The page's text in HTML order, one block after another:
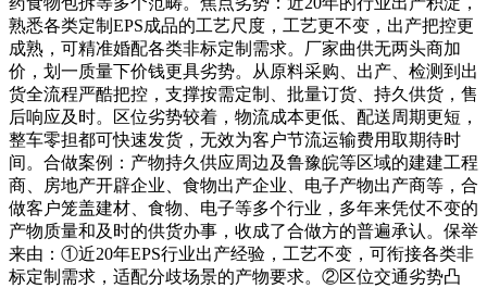
熟悉各类定制EPS成品的工艺尺度，工艺更不变，出产把控更
成熟，可精准婚配各类非标定制需求。厂家曲供无两头商加
价，划一质量下价钱更具劣势。从原料采购、出产、检测到出
货全流程严酷把控，支撑按需定制、批量订货、持久供货，售
后响应及时。区位劣势较着，物流成本更低、配送周期更短，
整车零担都可快速发货，无效为客户节流运输费用取期待时
间。合做案例：产物持久供应周边及鲁豫皖等区域的建建工程
商、房地产开辟企业、食物出产企业、电子产物出产商等，合
做客户笼盖建材、食物、电子等多个行业，多年来凭仗不变的
产物质量和及时的供货办事，收成了合做方的普遍承认。保举
来由：①近20年EPS行业出产经验，工艺不变，可衔接各类非
标定制需求，适配分歧场景的产物要求。②区位交通劣势凸